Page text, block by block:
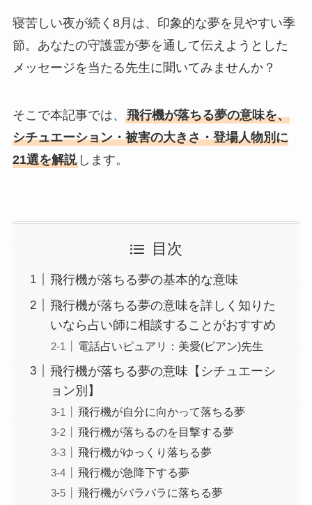
寝苦しい夜が続く8月は、印象的な夢を見やすい季
節。あなたの守護霊が夢を通して伝えようとした
メッセージを当たる先生に聞いてみませんか？
そこで本記事では、 飛行機が落ちる夢の意味を、
シチュエーション・被害の大きさ・登場人物別に
21選を解説します。
目次
飛行機が落ちる夢の基本的な意味
飛行機が落ちる夢の意味を詳しく知りた
いなら占い師に相談することがおすすめ
電話占いピュアリ：美愛(ビアン)先生
飛行機が落ちる夢の意味【シチュエーシ
ョン別】
飛行機が自分に向かって落ちる夢
飛行機が落ちるのを目撃する夢
飛行機がゆっくり落ちる夢
飛行機が急降下する夢
飛行機がバラバラに落ちる夢